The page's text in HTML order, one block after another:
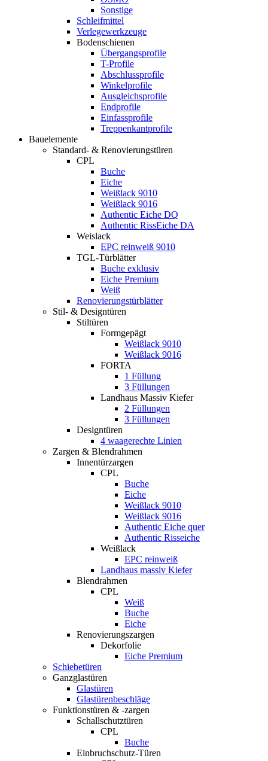
Sonstige
Schleifmittel
Verlegewerkzeuge
Bodenschienen
Übergangsprofile
T-Profile
Abschlussprofile
Winkelprofile
Ausgleichsprofile
Endprofile
Einfassprofile
Treppenkantprofile
Bauelemente
Standard- & Renovierungstüren
CPL
Buche
Eiche
Weißlack 9010
Weißlack 9016
Authentic Eiche DQ
Authentic RissEiche DA
Weislack
EPC reinweiß 9010
TGL-Türblätter
Buche exklusiv
Eiche Premium
Weiß
Renovierungstürblätter
Stil- & Designtüren
Stiltüren
Formgepägt
Weißlack 9010
Weißlack 9016
FORTA
1 Füllung
3 Füllungen
Landhaus Massiv Kiefer
2 Füllungen
3 Füllungen
Designtüren
4 waagerechte Linien
Zargen & Blendrahmen
Innentürzargen
CPL
Buche
Eiche
Weißlack 9010
Weißlack 9016
Authentic Eiche quer
Authentic Risseiche
Weißlack
EPC reinweiß
Landhaus massiv Kiefer
Blendrahmen
CPL
Weiß
Buche
Eiche
Renovierungszargen
Dekorfolie
Eiche Premium
Schiebetüren
Ganzglastüren
Glastüren
Glastürenbeschläge
Funktionstüren & -zargen
Schallschutztüren
CPL
Buche
Einbruchschutz-Türen